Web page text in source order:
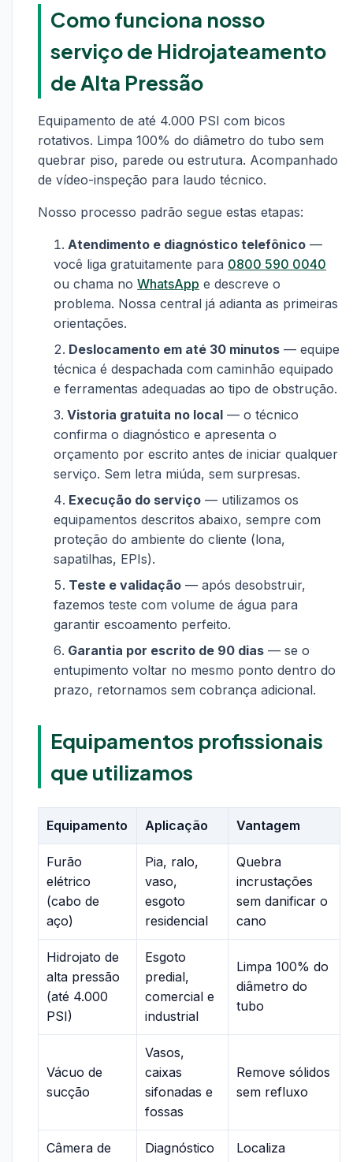
Como funciona nosso
serviço de Hidrojateamento
de Alta Pressão
Equipamento de até 4.000 PSI com bicos
rotativos. Limpa 100% do diâmetro do tubo sem
quebrar piso, parede ou estrutura. Acompanhado
de vídeo-inspeção para laudo técnico.
Nosso processo padrão segue estas etapas:
Atendimento e diagnóstico telefônico —
você liga gratuitamente para 0800 590 0040
ou chama no WhatsApp e descreve o
problema. Nossa central já adianta as primeiras
orientações.
Deslocamento em até 30 minutos — equipe
técnica é despachada com caminhão equipado
e ferramentas adequadas ao tipo de obstrução.
Vistoria gratuita no local — o técnico
confirma o diagnóstico e apresenta o
orçamento por escrito antes de iniciar qualquer
serviço. Sem letra miúda, sem surpresas.
Execução do serviço — utilizamos os
equipamentos descritos abaixo, sempre com
proteção do ambiente do cliente (lona,
sapatilhas, EPIs).
Teste e validação — após desobstruir,
fazemos teste com volume de água para
garantir escoamento perfeito.
Garantia por escrito de 90 dias — se o
entupimento voltar no mesmo ponto dentro do
prazo, retornamos sem cobrança adicional.
Equipamentos profissionais
que utilizamos
Equipamento Aplicação Vantagem
Furão
elétrico
(cabo de
aço)
Pia, ralo,
vaso,
esgoto
residencial
Quebra
incrustações
sem danificar o
cano
Hidrojato de
alta pressão
(até 4.000
PSI)
Esgoto
predial,
comercial e
industrial
Limpa 100% do
diâmetro do
tubo
Vácuo de
sucção
Vasos,
caixas
sifonadas e
fossas
Remove sólidos
sem refluxo
Câmera de
Diagnóstico
Localiza